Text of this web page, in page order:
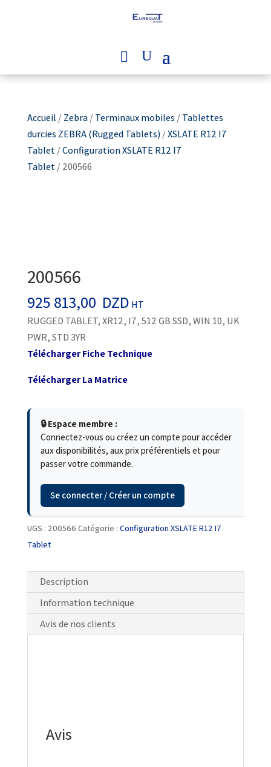
Accueil /Zebra/Terminaux mobiles /Tablettes
durcies ZEBRA (Rugged Tablets)/XSLATE R12 I7
Tablet/Configuration XSLATE R12 I7
Tablet/ 200566
200566
925 813,00 DZD HT
RUGGED TABLET, XR12, I7, 512 GB SSD, WIN 10, UK
PWR, STD 3YR
Télécharger Fiche Technique
Télécharger La Matrice
🔒 Espace membre :
Connectez-vous ou créez un compte pour accéder
aux disponibilités, aux prix préférentiels et pour
passer votre commande.
Se connecter / Créer un compte
UGS : 200566 Catégorie : Configuration XSLATE R12 I7
Tablet
Description
Information technique
Avis de nos clients
Avis